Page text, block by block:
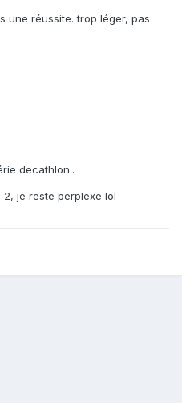
une réussite. trop léger, pas
decathlon..
2, je reste perplexe lol